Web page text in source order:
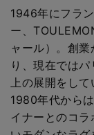
1946年にフラ
ー、
ャール）。創
り、現在では
上の展開をして
1980年代から
イナーとのコ